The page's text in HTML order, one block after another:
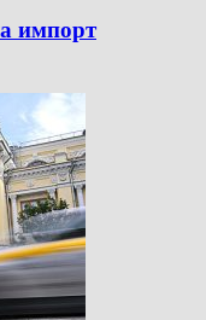
импорт